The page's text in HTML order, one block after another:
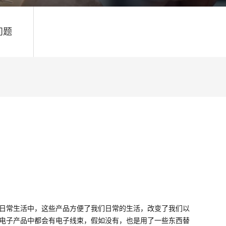
题
生活中，这些产品方便了我们日常的生活，改变了我们以
子产品中都会有电子线束，假如没有，也是用了一些东西替